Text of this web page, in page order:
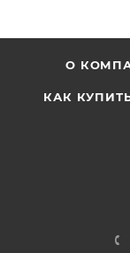
витамина Е)
О
КАК